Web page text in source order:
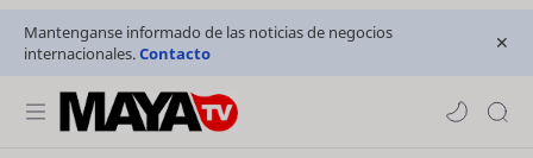
Mantenganse informado de las noticias de negocios
internacionales.Contacto